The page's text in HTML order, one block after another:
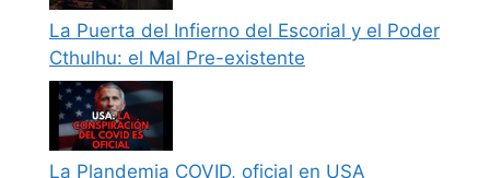
La Puerta del Infierno del Escorial y el Poder
Cthulhu: el Mal Pre-existente
La Plandemia COVID, oficial en USA